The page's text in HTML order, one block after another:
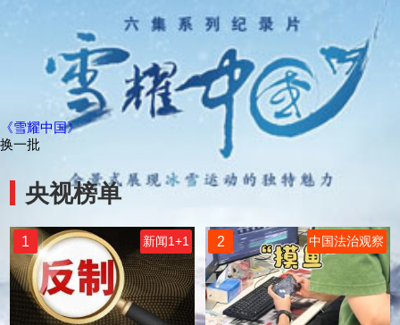
《雪耀中国》
换一批
央视榜单
1 新闻1+1 2 中国法治观察